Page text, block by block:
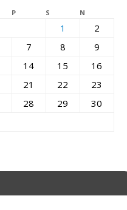
P S N
1
2
7 8
9
14 15
16
21 22
23
28 29
30